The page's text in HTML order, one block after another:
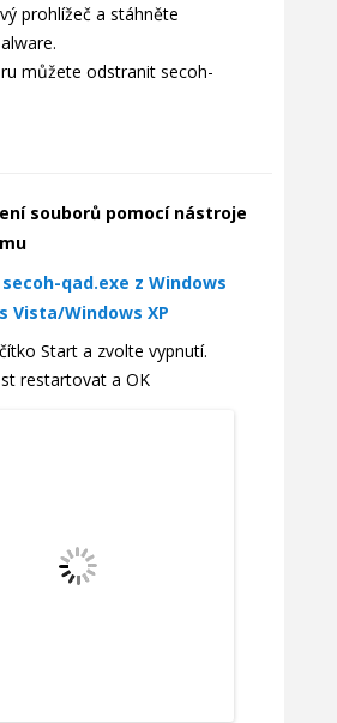
prohlížeč a stáhněte
můžete odstranit secoh-
souborů pomocí nástroje
qad.exe z Windows
Vista/Windows XP
Start a zvolte vypnutí.
restartovat a OK